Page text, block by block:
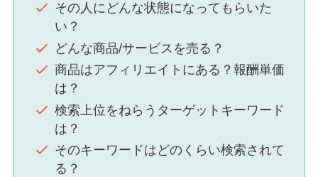
その人にどんな状態になってもらいた
い？
どんな商品/サービスを売る？
商品はアフィリエイトにある？報酬単価
は？
検索上位をねらうターゲットキーワード
は？
そのキーワードはどのくらい検索されて
る？